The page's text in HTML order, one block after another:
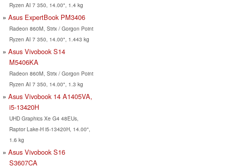
Ryzen AI 7 350, 14.00", 1.4 kg
Asus ExpertBook PM3406
Radeon 860M, Strix / Gorgon Point
Ryzen AI 7 350, 14.00", 1.443 kg
Asus Vivobook S14
M5406KA
Radeon 860M, Strix / Gorgon Point
Ryzen AI 7 350, 14.00", 1.3 kg
Asus Vivobook 14 A1405VA,
i5-13420H
UHD Graphics Xe G4 48EUs,
Raptor Lake-H i5-13420H, 14.00",
1.6 kg
Asus Vivobook S16
S3607CA